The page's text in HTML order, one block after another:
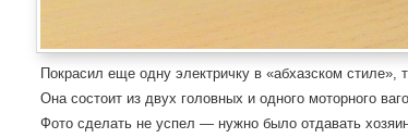
Покрасил еще одну электричку в «абхазском
Она состоит из двух головных и одного моторного
Фото сделать не успел — нужно было отдавать